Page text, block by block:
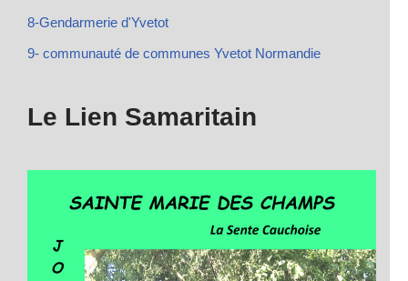
8-Gendarmerie d'Yvetot
9- communauté de communes Yvetot Normandie
Le Lien Samaritain